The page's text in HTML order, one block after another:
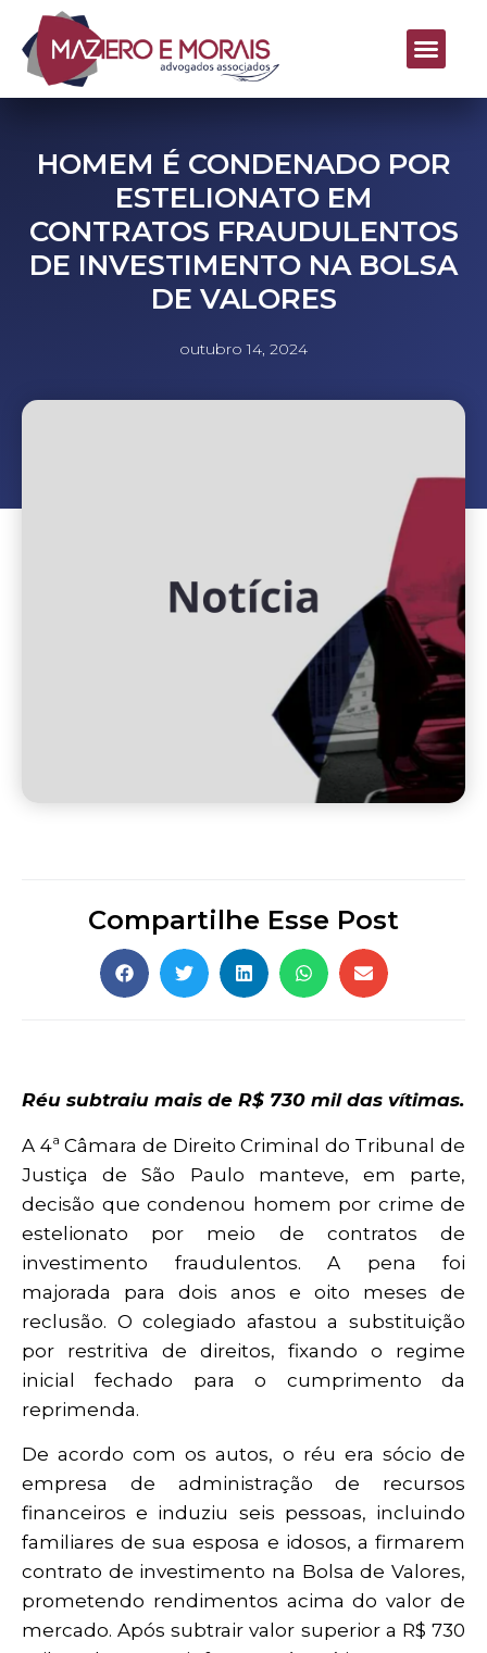
HOMEM É CONDENADO POR
ESTELIONATO EM
CONTRATOS FRAUDULENTOS
DE INVESTIMENTO NA BOLSA
DE VALORES
outubro 14, 2024
Compartilhe Esse Post
Réu subtraiu mais de R$ 730 mil das vítimas.
A 4ª Câmara de Direito Criminal do Tribunal de
Justiça de São Paulo manteve, em parte,
decisão que condenou homem por crime de
estelionato por meio de contratos de
investimento fraudulentos. A pena foi
majorada para dois anos e oito meses de
reclusão. O colegiado afastou a substituição
por restritiva de direitos, fixando o regime
inicial fechado para o cumprimento da
reprimenda.
De acordo com os autos, o réu era sócio de
empresa de administração de recursos
financeiros e induziu seis pessoas, incluindo
familiares de sua esposa e idosos, a firmarem
contrato de investimento na Bolsa de Valores,
prometendo rendimentos acima do valor de
mercado. Após subtrair valor superior a R$ 730